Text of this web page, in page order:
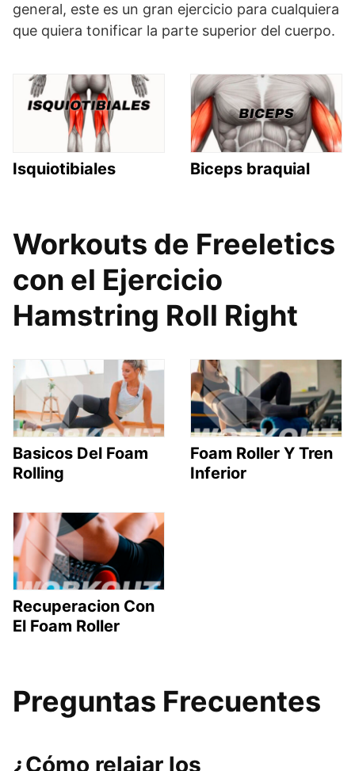
general, este es un gran ejercicio para cualquiera
que quiera tonificar la parte superior del cuerpo.
Isquiotibiales Biceps braquial
Workouts de Freeletics
con el Ejercicio
Hamstring Roll Right
Basicos Del Foam
Rolling
Foam Roller Y Tren
Inferior
Recuperacion Con
El Foam Roller
Preguntas Frecuentes
¿Cómo relajar los